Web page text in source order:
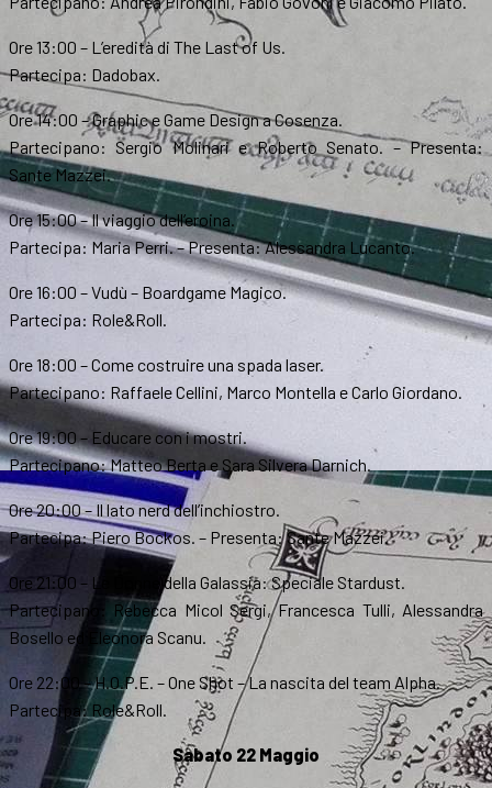
Ore 13:00 – L’eredità di The Last of Us.
Partecipa: Dadobax.
Ore 14:00 – Graphic e Game Design a Cosenza.
Partecipano: Sergio Molinari e Roberto Senato. – Presenta:
Sante Mazzei.
Ore 15:00 – Il viaggio dell’eroina.
Partecipa: Maria Perri. – Presenta: Alessandra Lucanto.
Ore 16:00 – Vudù – Boardgame Magico.
Partecipa: Role&Roll.
Ore 18:00 – Come costruire una spada laser.
Partecipano: Raffaele Cellini, Marco Montella e Carlo Giordano.
Ore 19:00 – Educare con i mostri.
Partecipano: Matteo Berta e Sara Silvera Darnich.
Ore 20:00 – Il lato nerd dell’inchiostro.
Partecipa: Piero Bockos. – Presenta: Sante Mazzei.
Ore 21:00 – Le Donne della Galassia: Speciale Stardust.
Partecipano: Rebecca Micol Sergi, Francesca Tulli, Alessandra
Bosello ed Eleonora Scanu.
Ore 22:00 – H.O.P.E. – One Shot – La nascita del team Alpha.
Partecipa: Role&Roll.
Sabato 22 Maggio